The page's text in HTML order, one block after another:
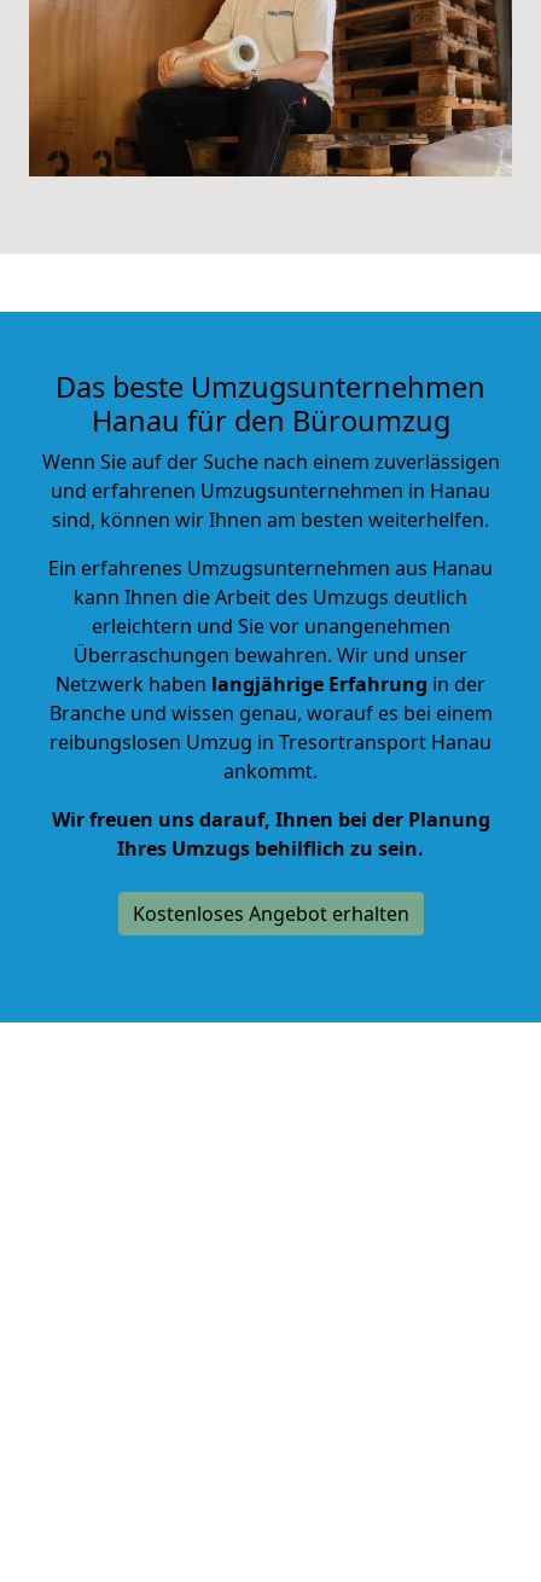
Das beste Umzugsunternehmen
Hanau für den Büroumzug
Wenn Sie auf der Suche nach einem zuverlässigen
und erfahrenen Umzugsunternehmen in Hanau
sind, können wir Ihnen am besten weiterhelfen.
Ein erfahrenes Umzugsunternehmen aus Hanau
kann Ihnen die Arbeit des Umzugs deutlich
erleichtern und Sie vor unangenehmen
Überraschungen bewahren. Wir und unser
Netzwerk haben langjährige Erfahrung in der
Branche und wissen genau, worauf es bei einem
reibungslosen Umzug in Tresortransport Hanau
ankommt.
Wir freuen uns darauf, Ihnen bei der Planung
Ihres Umzugs behilflich zu sein.
Kostenloses Angebot erhalten